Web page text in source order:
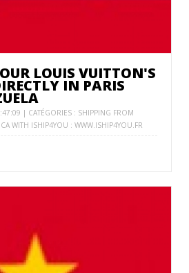
LOUIS VUITTON'S
IN PARIS
| CATÉGORIES : SHIPPING FROM
WITH ISHIP4YOU : WWW.ISHIP4YOU.FR